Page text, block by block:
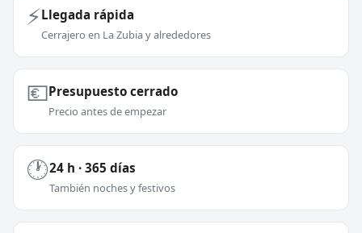
⚡Llegada rápida
Cerrajero en La Zubia y alrededores
💶Presupuesto cerrado
Precio antes de empezar
🕐24 h · 365 días
También noches y festivos